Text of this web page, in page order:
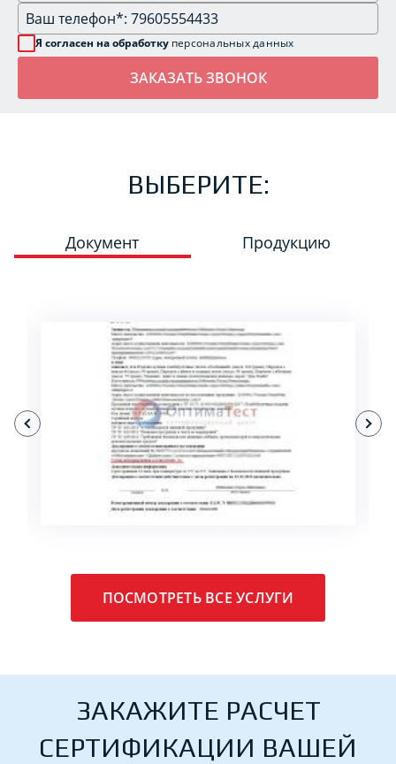
Я согласен на обработку персональных данных
ВЫБЕРИТЕ:
Документ Продукцию
ПОДРОБНЕЕ
ПОСМОТРЕТЬ ВСЕ УСЛУГИ
ЗАКАЖИТЕ РАСЧЕТ
СЕРТИФИКАЦИИ ВАШЕЙ